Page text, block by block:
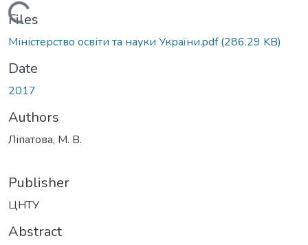
Loading...
Files
Міністерство освіти та науки України.pdf(286.29 KB)
Date
2017
Authors
Ліпатова, М. В.
Publisher
ЦНТУ
Abstract